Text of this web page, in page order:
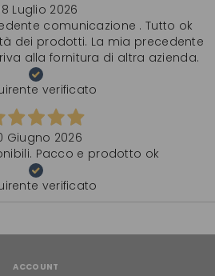
Luglio 2026
comunicazione . Tutto ok
dei prodotti. La mia precedente
alla fornitura di altra azienda.
verificato
Giugno 2026
Pacco e prodotto ok
verificato
ACCOUNT